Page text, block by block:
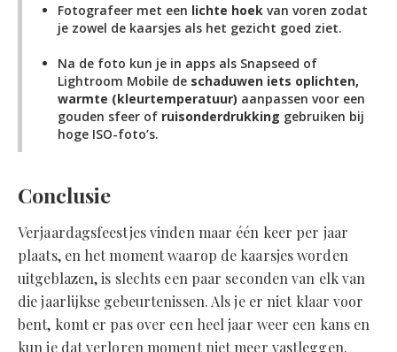
Fotografeer met een lichte hoek van voren zodat
je zowel de kaarsjes als het gezicht goed ziet.
Na de foto kun je in apps als Snapseed of
Lightroom Mobile de schaduwen iets oplichten,
warmte (kleurtemperatuur) aanpassen voor een
gouden sfeer of ruisonderdrukking gebruiken bij
hoge ISO-foto’s.
Conclusie
Verjaardagsfeestjes vinden maar één keer per jaar
plaats, en het moment waarop de kaarsjes worden
uitgeblazen, is slechts een paar seconden van elk van
die jaarlijkse gebeurtenissen. Als je er niet klaar voor
bent, komt er pas over een heel jaar weer een kans en
kun je dat verloren moment niet meer vastleggen.